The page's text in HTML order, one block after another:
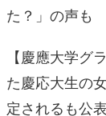
た？」の声も
【慶應大学グ
た慶応大生の
定されるも公